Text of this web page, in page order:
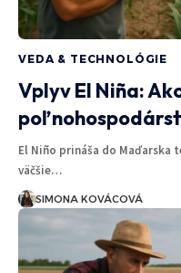
VEDA & TECHNOLÓGIE
Vplyv El Niña:
El Niño prináša do Maďarska
väčšie…
SIMONA KOVÁCOVÁ